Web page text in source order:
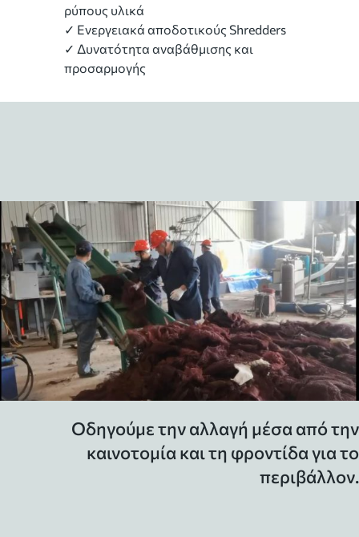
ρύπους υλικά
✓ Ενεργειακά αποδοτικούς Shredders
✓ Δυνατότητα αναβάθμισης και
προσαρμογής
Οδηγούμε την αλλαγή μέσα από την
καινοτομία καιτη φροντίδα για το
περιβάλλον.